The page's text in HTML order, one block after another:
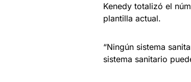
Kenedy totalizó el
plantilla actual.
“Ningún sistema
sistema sanitario